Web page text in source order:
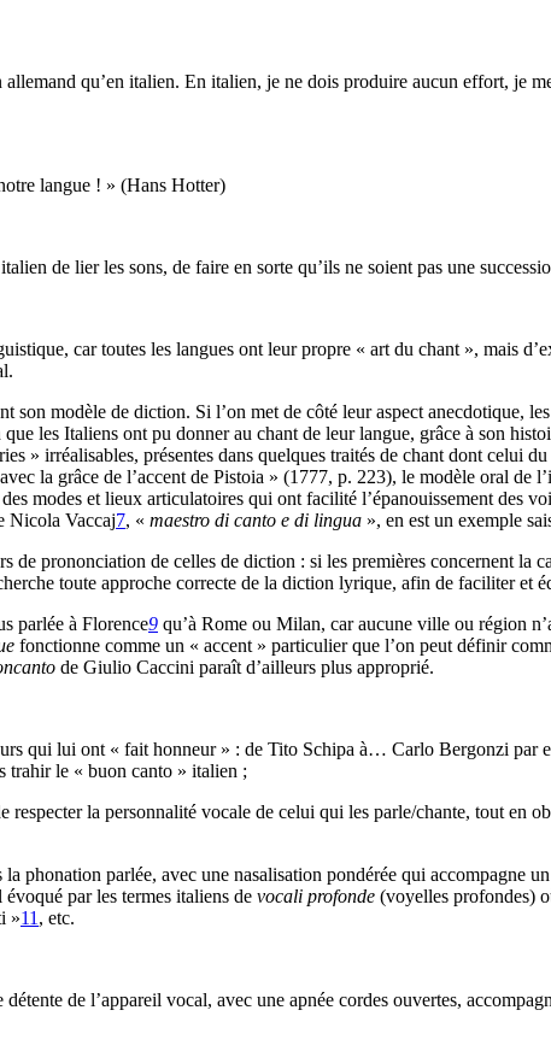
qu’en italien. En italien, je ne dois produire aucun effort, je
langue ! » (Hans Hotter)
de lier les sons, de faire en sorte qu’ils ne soient pas une
car toutes les langues ont leur propre « art du chant », mais
son modèle de diction. Si l’on met de côté leur aspect anecdotique,
les Italiens ont pu donner au chant de leur langue, grâce à son
» irréalisables, présentes dans quelques traités de chant dont celui
la grâce de l’accent de Pistoia » (1777, p. 223), le modèle oral de
modes et lieux articulatoires qui ont facilité l’épanouissement des
Nicola Vaccaj7, « maestro di canto e di lingua », en est un exemple
de prononciation de celles de diction : si les premières concernent la
toute approche correcte de la diction lyrique, afin de faciliter et
parlée à Florence9 qu’à Rome ou Milan, car aucune ville ou région
fonctionne comme un « accent » particulier que l’on peut définir
de Giulio Caccini paraît d’ailleurs plus approprié.
qui lui ont « fait honneur » : de Tito Schipa à… Carlo Bergonzi
trahir le « buon canto » italien ;
la personnalité vocale de celui qui les parle/chante, tout en
phonation parlée, avec une nasalisation pondérée qui accompagne
par les termes italiens de vocali profonde (voyelles profondes)
»11 , etc.
de l’appareil vocal, avec une apnée cordes ouvertes,